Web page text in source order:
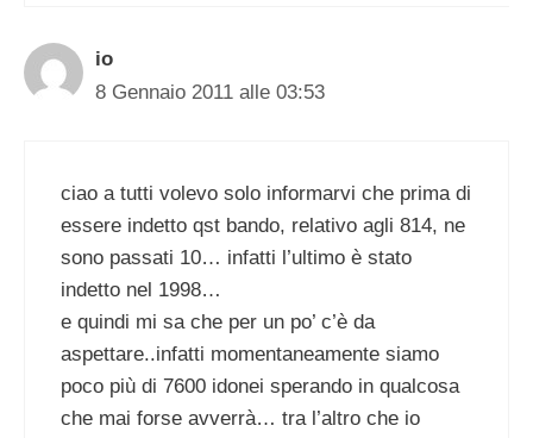
io
8 Gennaio 2011 alle 03:53
ciao a tutti volevo solo informarvi che prima di
essere indetto qst bando, relativo agli 814, ne
sono passati 10… infatti l’ultimo è stato
indetto nel 1998…
e quindi mi sa che per un po’ c’è da
aspettare..infatti momentaneamente siamo
poco più di 7600 idonei sperando in qualcosa
che mai forse avverrà… tra l’altro che io